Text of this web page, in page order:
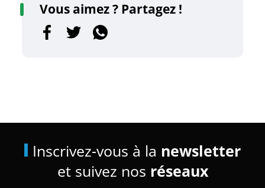
Vous aimez ? Partagez !
Inscrivez-vous à la newsletter
et suivez nos réseaux